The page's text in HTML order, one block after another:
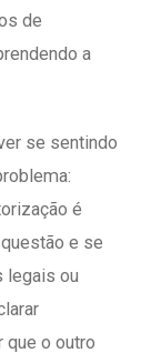
de
a
se sentindo
é
e se
legais ou
que o outro